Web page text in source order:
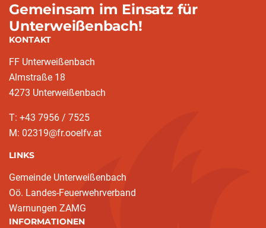
Gemeinsam im Einsatz für
Unterweißenbach!
KONTAKT
FF Unterweißenbach
Almstraße 18
4273 Unterweißenbach
T: +43 7956 / 7525
M: 02319@fr.ooelfv.at
LINKS
Gemeinde Unterweißenbach
Oö. Landes-Feuerwehrverband
Warnungen ZAMG
INFORMATIONEN